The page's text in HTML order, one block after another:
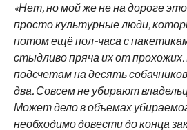
«Нет, но мой же не на дороге
просто культурные люди,
потом ещё пол-часа с
стыдливо пряча их от
подсчетам на десять
два. Совсем не убирают
Может дело в объемах
необходимо довести до конца